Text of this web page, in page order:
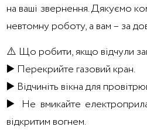
на ваші звернення. Дякуємо
невтомну роботу, а вам – за
⚠️ Що робити, якщо відчули
▶️ Перекрийте газовий кран.
▶️ Відчиніть вікна для
▶️ Не вмикайте
відкритим вогнем.